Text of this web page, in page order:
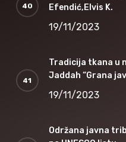
Efendić,Elvis K.
19/11/2023
Tradicija tkana u
Jaddah “Grana
19/11/2023
Održana javna